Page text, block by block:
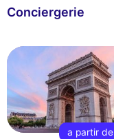
Conciergerie
a partir de